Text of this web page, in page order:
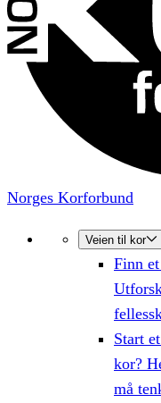
Norges Korforbund
Veien til kor
Finn
Start
kor?
må